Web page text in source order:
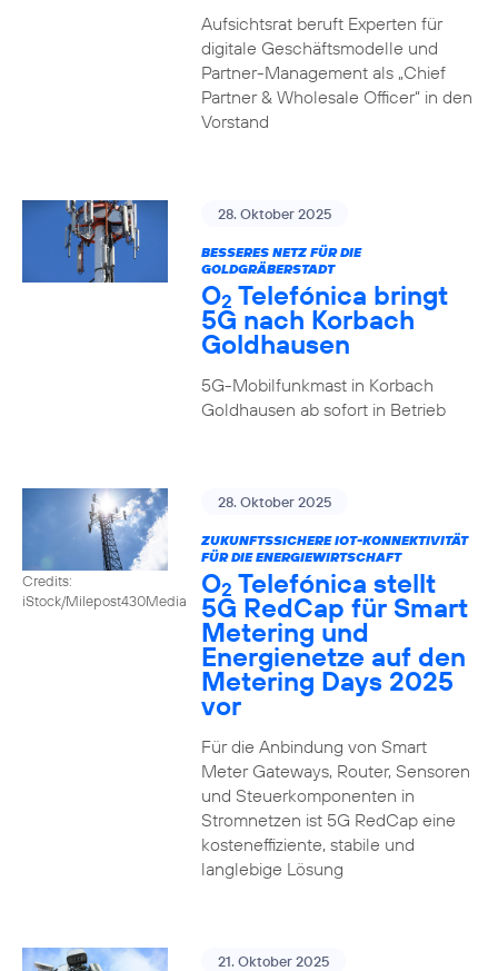
Aufsichtsrat beruft Experten für
digitale Geschäftsmodelle und
Partner-Management als „Chief
Partner & Wholesale Officer“ in den
Vorstand
28. Oktober 2025
BESSERES NETZ FÜR DIE
GOLDGRÄBERSTADT
O2 Telefónica bringt
5G nach Korbach
Goldhausen
5G-Mobilfunkmast in Korbach
Goldhausen ab sofort in Betrieb
Credits:
iStock/Milepost430Media
28. Oktober 2025
ZUKUNFTSSICHERE IOT-KONNEKTIVITÄT
FÜR DIE ENERGIEWIRTSCHAFT
O2 Telefónica stellt
5G RedCap für Smart
Metering und
Energienetze auf den
Metering Days 2025
vor
Für die Anbindung von Smart
Meter Gateways, Router, Sensoren
und Steuerkomponenten in
Stromnetzen ist 5G RedCap eine
kosteneffiziente, stabile und
langlebige Lösung
21. Oktober 2025